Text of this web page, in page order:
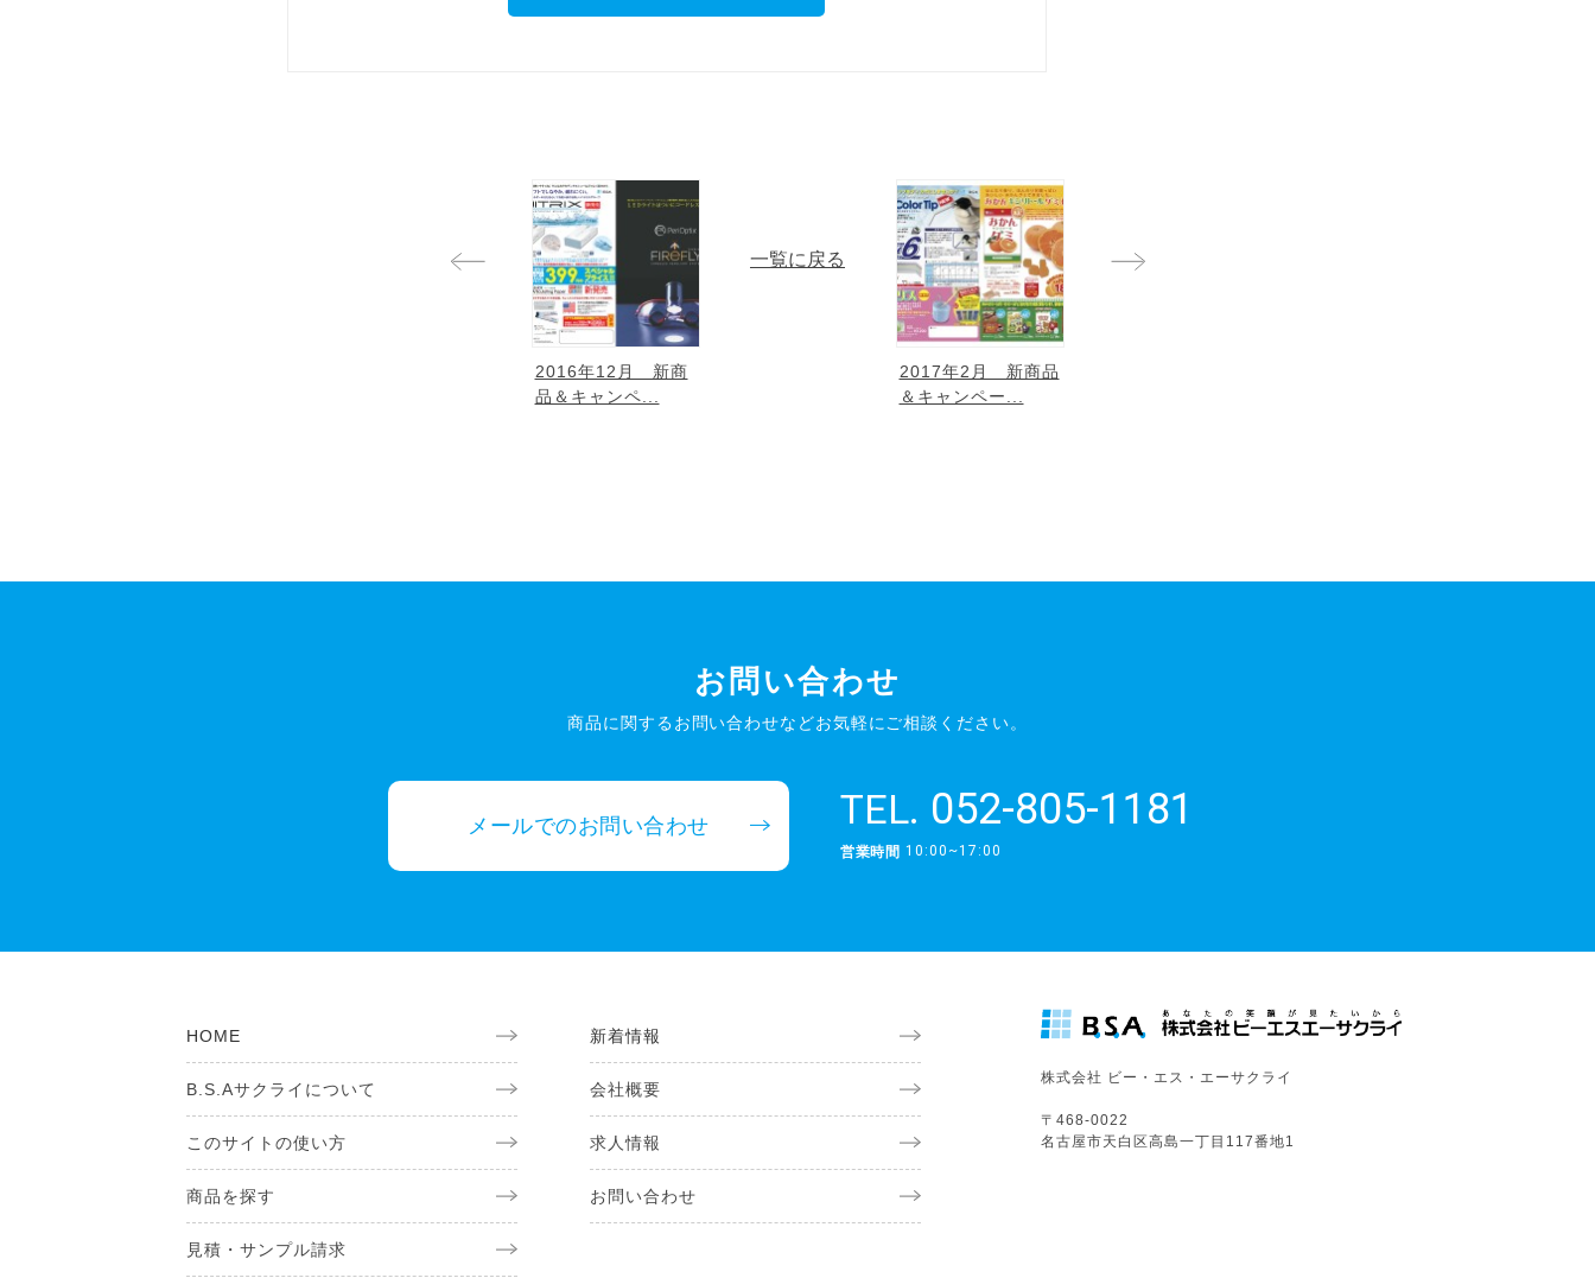
2016年12月 新商
品＆キャンペ...
一覧に戻る
2017年2月 新商品
＆キャンペー...
お問い合わせ
商品に関するお問い合わせなどお気軽にご相談ください。
メールでのお問い合わせ TEL. 052-805-1181
営業時間 10:00~17:00
HOME
B.S.Aサクライについて
このサイトの使い方
商品を探す
見積・サンプル請求
新着情報
会社概要
求人情報
お問い合わせ
株式会社 ビー・エス・エーサクライ
〒468-0022
名古屋市天白区高島一丁目117番地1